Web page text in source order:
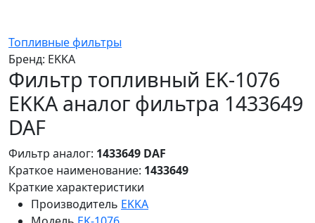
Топливные фильтры
Бренд: EKKA
Фильтр топливный EK-1076
EKKA аналог фильтра 1433649
DAF
Фильтр аналог: 1433649 DAF
Краткое наименование: 1433649
Краткие характеристики
Производитель EKKA